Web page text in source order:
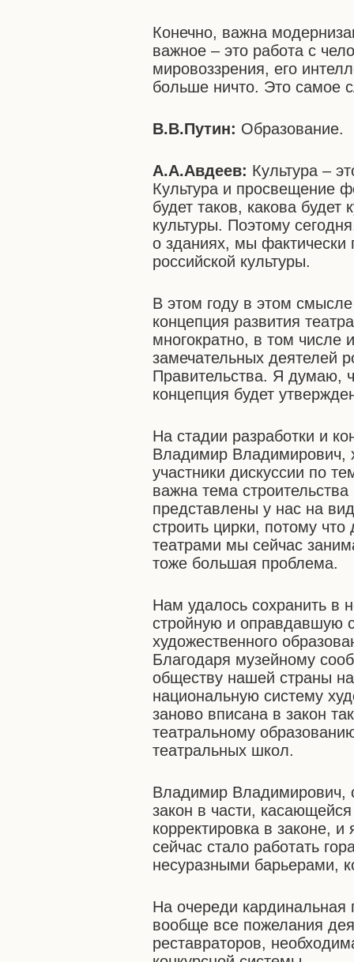
Конечно, важна
важное – это работа с
мировоззрения, его
больше ничто. Это самое
В.В.Путин: Образование.
А.А.Авдеев: Культура –
Культура и просвещение
будет таков, какова будет
культуры. Поэтому
о зданиях, мы
российской культуры.
В этом году в этом
концепция развития
многократно, в том числе
замечательных деятелей
Правительства. Я думаю,
концепция будет
На стадии разработки и
Владимир Владимирович,
участники дискуссии по
важна тема
представлены у нас на
строить цирки, потому
театрами мы сейчас
тоже большая проблема.
Нам удалось сохранить в
стройную и оправдавшую
художественного
Благодаря музейному
обществу нашей страны
национальную систему
заново вписана в закон
театральному
театральных школ.
Владимир Владимирович,
закон в части,
корректировка в законе,
сейчас стало работать
несуразными барьерами,
На очереди кардинальная
вообще все пожелания
реставраторов,